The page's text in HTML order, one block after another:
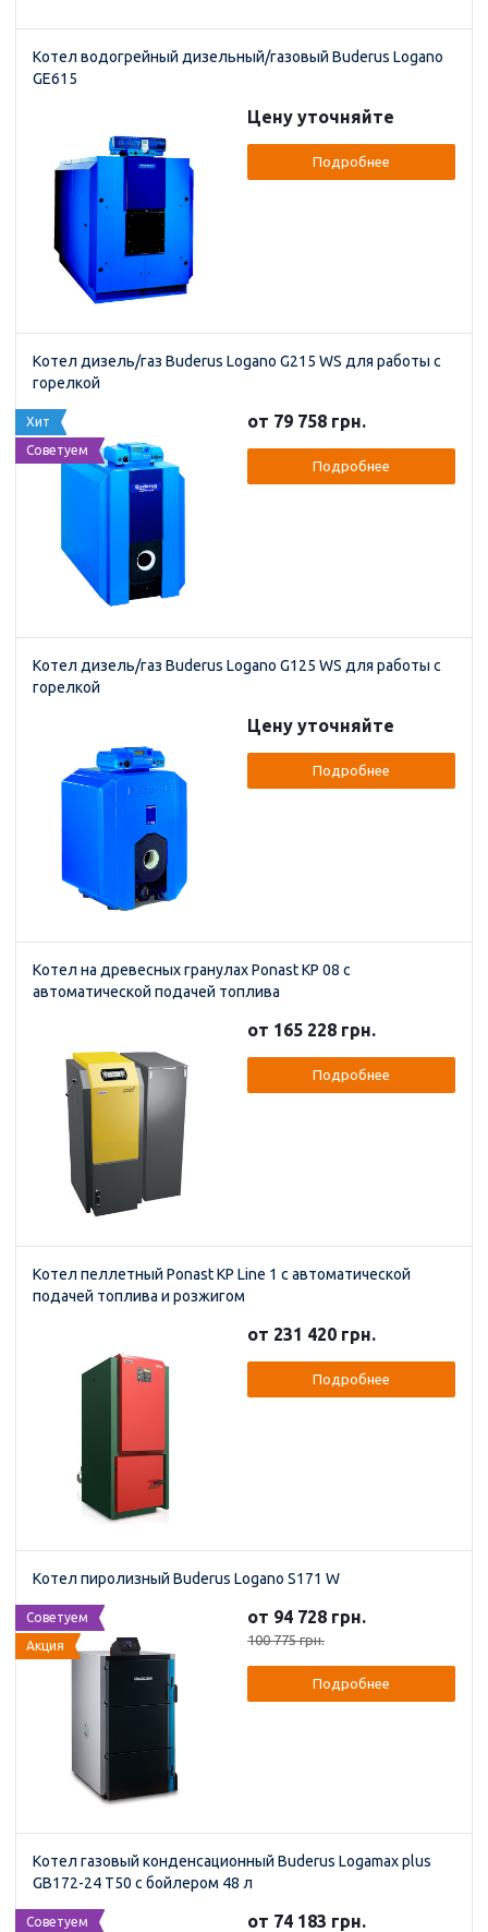
Котел водогрейный дизельный/газовый Buderus Logano
GE615
Цену уточняйте
Подробнее
Котел дизель/газ Buderus Logano G215 WS для работы с
горелкой
Хит
Советуем
от 79 758 грн.
Подробнее
Котел дизель/газ Buderus Logano G125 WS для работы с
горелкой
Цену уточняйте
Подробнее
Котел на древесных гранулах Ponast KP 08 с
автоматической подачей топлива
от 165 228 грн.
Подробнее
Котел пеллетный Ponast KP Line 1 с автоматической
подачей топлива и розжигом
от 231 420 грн.
Подробнее
Котел пиролизный Buderus Logano S171 W
Советуем
Акция
от 94 728 грн.
100 775 грн.
Подробнее
Котел газовый конденсационный Buderus Logamax plus
GB172-24 T50 с бойлером 48 л
Советуем
от 74 183 грн.